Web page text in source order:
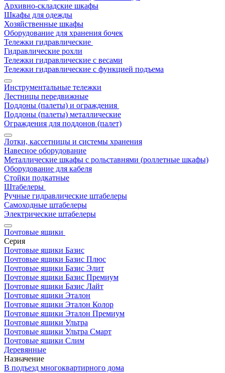
Архивно-складские шкафы
Шкафы для одежды
Хозяйственные шкафы
Оборудование для хранения бочек
Тележки гидравлические
Гидравлические рохли
Тележки гидравлические с весами
Тележки гидравлические с функцией подъема
Инструментальные тележки
Лестницы передвижные
Поддоны (палеты) и ограждения
Поддоны (палеты) металлические
Ограждения для поддонов (палет)
Лотки, кассетницы и системы хранения
Навесное оборудование
Металлические шкафы с рольставнями (роллетные шкафы)
Оборудование для кабеля
Стойки подкатные
Штабелеры
Ручные гидравлические штабелеры
Самоходные штабелеры
Электрические штабелеры
Почтовые ящики
Серия
Почтовые ящики Базис
Почтовые ящики Базис Плюс
Почтовые ящики Базис Элит
Почтовые ящики Базис Премиум
Почтовые ящики Базис Лайт
Почтовые ящики Эталон
Почтовые ящики Эталон Колор
Почтовые ящики Эталон Премиум
Почтовые ящики Ультра
Почтовые ящики Ультра Смарт
Почтовые ящики Слим
Деревянные
Назначение
В подъезд многоквартирного дома